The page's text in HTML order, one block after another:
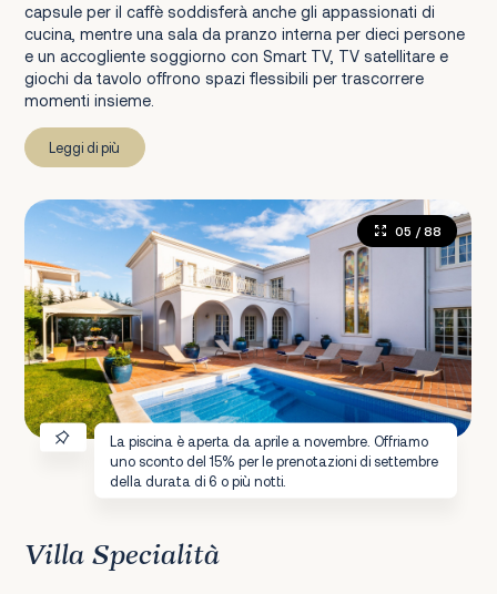
capsule per il caffè soddisferà anche gli appassionati di
cucina, mentre una sala da pranzo interna per dieci persone
e un accogliente soggiorno con Smart TV, TV satellitare e
giochi da tavolo offrono spazi flessibili per trascorrere
momenti insieme.
Leggi di più
La piscina è aperta da aprile a novembre. Offriamo
uno sconto del 15% per le prenotazioni di settembre
della durata di 6 o più notti.
05 / 88
Villa Specialità